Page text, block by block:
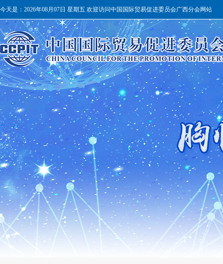
今天是： 2026年08月07日 星期五 欢迎访问中国国际贸易促进委员会广西分会网站